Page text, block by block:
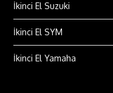
İkinci El Suzuki
İkinci El SYM
İkinci El Yamaha